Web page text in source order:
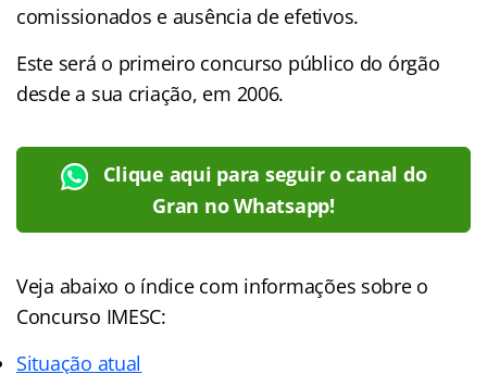
comissionados e ausência de efetivos.
Este será o primeiro concurso público do órgão
desde a sua criação, em 2006.
Clique aqui para seguir o canal do
Gran no Whatsapp!
Veja abaixo o índicecom informações sobre o
Concurso IMESC:
Situação atual